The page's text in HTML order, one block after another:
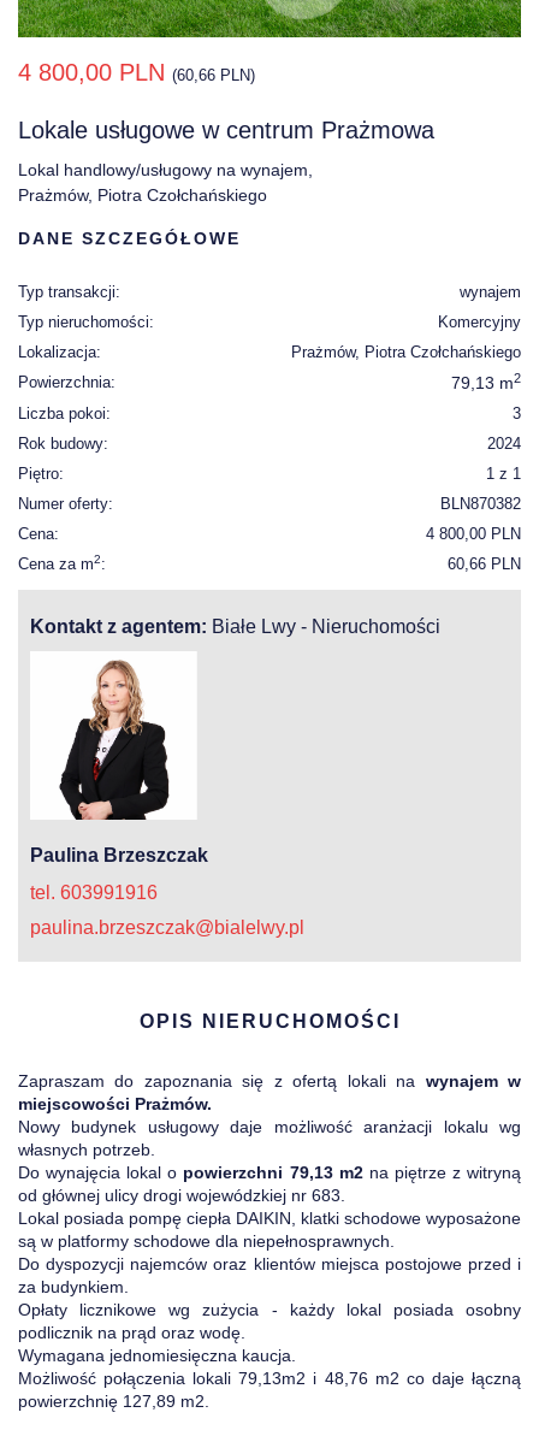
4 800,00 PLN (60,66 PLN)
Lokale usługowe w centrum Prażmowa
Lokal handlowy/usługowy na wynajem,
Prażmów, Piotra Czołchańskiego
DANE SZCZEGÓŁOWE
Typ transakcji:
wynajem
Typ nieruchomości:
Komercyjny
Lokalizacja:
Prażmów, Piotra Czołchańskiego
Powierzchnia:
79,13 m2
Liczba pokoi:
3
Rok budowy:
2024
Piętro:
1 z 1
Numer oferty:
BLN870382
Cena:
4 800,00 PLN
Cena za m2: 60,66 PLN
Kontakt z agentem: Białe Lwy - Nieruchomości
Paulina Brzeszczak
tel. 603991916
paulina.brzeszczak@bialelwy.pl
OPIS NIERUCHOMOŚCI
Zapraszam do zapoznania się z ofertą lokali na wynajem w
miejscowości Prażmów.
Nowy budynek usługowy daje możliwość aranżacji lokalu wg
własnych potrzeb.
Do wynajęcia lokal o powierzchni 79,13 m2na piętrze z witryną
od głównej ulicy drogi wojewódzkiej nr 683.
Lokal posiada pompę ciepła DAIKIN, klatki schodowe wyposażone
są w platformy schodowe dla niepełnosprawnych.
Do dyspozycji najemców oraz klientów miejsca postojowe przed i
za budynkiem.
Opłaty licznikowe wg zużycia - każdy lokal posiada osobny
podlicznik na prąd oraz wodę.
Wymagana jednomiesięczna kaucja.
Możliwość połączenia lokali 79,13m2 i 48,76 m2 co daje łączną
powierzchnię 127,89 m2.